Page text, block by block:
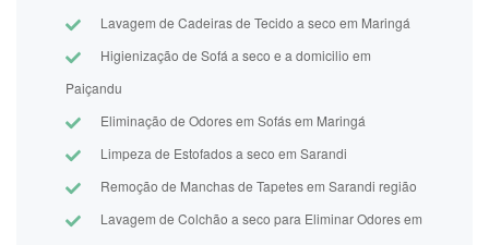
Lavagem de Cadeiras de Tecido a seco em Maringá
Higienização de Sofá a seco e a domicilio em
Paiçandu
Eliminação de Odores em Sofás em Maringá
Limpeza de Estofados a seco em Sarandi
Remoção de Manchas de Tapetes em Sarandi região
Lavagem de Colchão a seco para Eliminar Odores em